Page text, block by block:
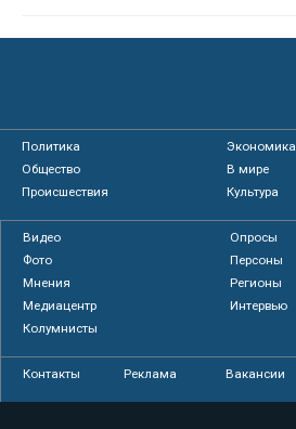
Политика
Экономика
Общество
В мире
Происшествия
Культура
Видео
Опросы
Фото
Персоны
Мнения
Регионы
Медиацентр
Интервью
Колумнисты
Контакты Реклама Вакансии